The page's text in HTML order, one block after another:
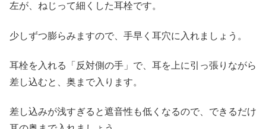
左が、ねじって細くした耳栓です。
少しずつ膨らみますので、手早く耳穴に入れましょう。
耳栓を入れる「反対側の手」で、耳を上に引っ張りながら
差し込むと、奥まで入ります。
差し込みが浅すぎると遮音性も低くなるので、できるだけ